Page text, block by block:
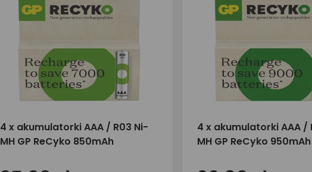
4 x akumulatorki AAA / R03 Ni-
MH GP ReCyko 850mAh
4 x akumulatorki AAA /
MH GP ReCyko 950mAh